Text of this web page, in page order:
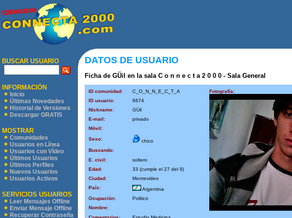
BUSCAR USUARIO
INFORMACIÓN
Inicio
Últimas Novedades
Historial de Versiones
Descargar GRATIS
MOSTRAR
Comunidades
Usuarios en Línea
Usuarios con Vídeo
Últimos Usuarios
Últimos Perfiles
Nuevos Usuarios
Usuarios Activos
SERVICIOS USUARIOS
Leer Mensajes Offline
Enviar Mensaje Offline
Recuperar Contraseña
DATOS DE USUARIO
Ficha de GÜil en la sala C o n n e c t a 2 0 0 0 - Sala General
ID comunidad: C_O_N_N_E_C_T_A
Fotografía:
ID usuario:
6874
Nickname:
GÜil
E-mail:
privado
Móvil:
Sexo:
chico
Buscando:
E. civil:
soltero
Edad:
33 (cumple el 27 del 9)
Ciudad:
Montevideo
País:
Argentina
Ocupación:
Politico
Nombre: